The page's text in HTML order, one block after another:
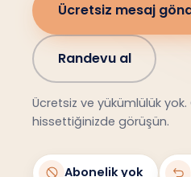
Ücretsiz mesaj
Randevu al
Ücretsiz ve yükümlülük yok.
hissettiğinizde görüşün.
Abonelik yok